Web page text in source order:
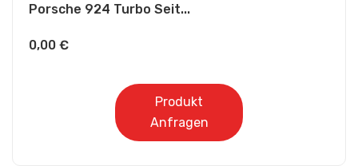
Porsche 924 Turbo Seit...
0,00 €
Produkt
Anfragen